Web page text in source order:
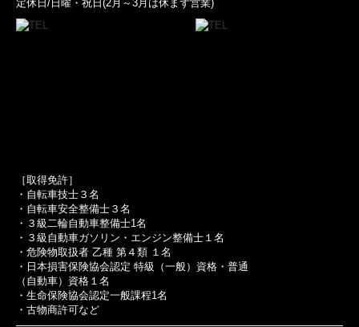
定休日/日曜・祝日(2月～3月は休まず営業)
［取得免許］
・自転車技士３名
・自転車安全整備士３名
・３級二輪自動車整備士1名
・３級自動車ガソリン・エンジン整備士１名
・危険物取扱者 乙種 第４類 １名
・日本損害保険協会認定 特級（一般）資格・普通
（自動車）資格１名
・生命保険協会認定一般課程1名
・古物商許可など